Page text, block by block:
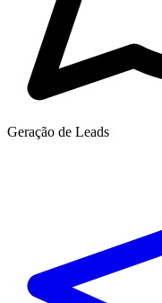
Geração de Leads